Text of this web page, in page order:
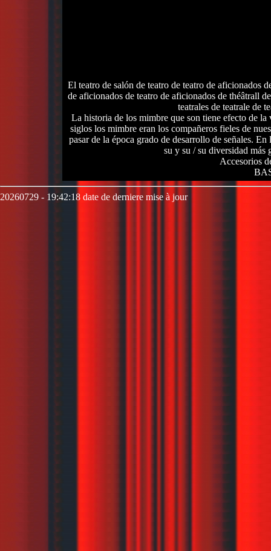
El teatro de salón de teatro de teatro de aficionados
de aficionados de teatro de aficionados de théâtrall
teatrales de teatrale de
La historia de los mimbre que son tiene efecto de
siglos los mimbre eran los compañeros fieles de
pasar de la época grado de desarrollo de señales.
su y su / su diversidad más
Accesorios
20260729 - 19:42:18 date de derniere mise à jour